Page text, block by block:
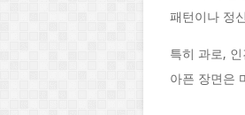
패턴이나 정
특히 과로,
아픈 장면은